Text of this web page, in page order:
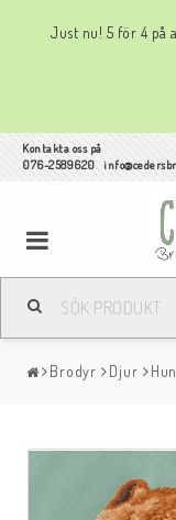
Just nu! 5 för 4 på
Kontakta oss på
076-2589620
Brodyr Djur